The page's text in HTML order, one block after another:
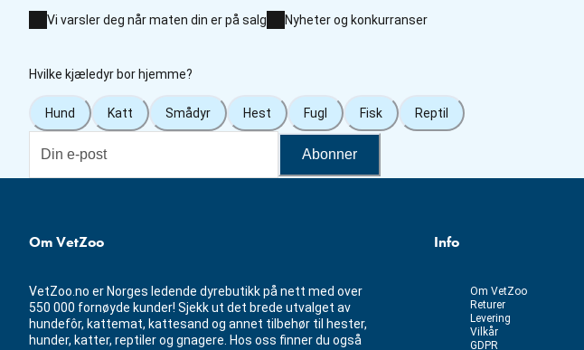
Vi varsler deg når maten din er på salg Nyheter og konkurranser
Hvilke kjæledyr bor hjemme?
Hund Katt Smådyr Hest Fugl Fisk Reptil
Abonner
Om VetZoo
VetZoo.no er Norges ledende dyrebutikk på nett med over
550 000 fornøyde kunder! Sjekk ut det brede utvalget av
hundefôr, kattemat, kattesand og annet tilbehør til hester,
hunder, katter, reptiler og gnagere. Hos oss finner du også
Info
Om VetZoo
Returer
Levering
Vilkår
GDPR